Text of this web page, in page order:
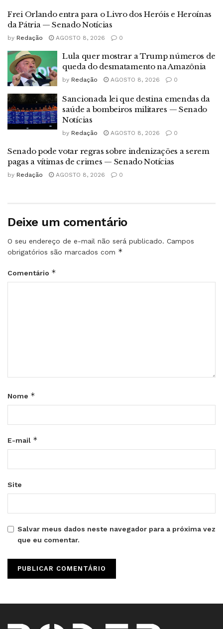
Frei Orlando entra para o Livro dos Heróis e Heroínas
da Pátria — Senado Notícias
by Redação AGOSTO 8, 2026 0
Lula quer mostrar a Trump números de
queda do desmatamento na Amazônia
by Redação AGOSTO 8, 2026 0
Sancionada lei que destina emendas da
saúde a bombeiros militares — Senado
Notícias
by Redação AGOSTO 8, 2026 0
Senado pode votar regras sobre indenizações a serem
pagas a vítimas de crimes — Senado Notícias
by Redação AGOSTO 8, 2026 0
Deixe um comentário
O seu endereço de e-mail não será publicado. Campos
obrigatórios são marcados com *
Comentário *
Nome *
E-mail *
Site
Salvar meus dados neste navegador para a próxima vez
que eu comentar.